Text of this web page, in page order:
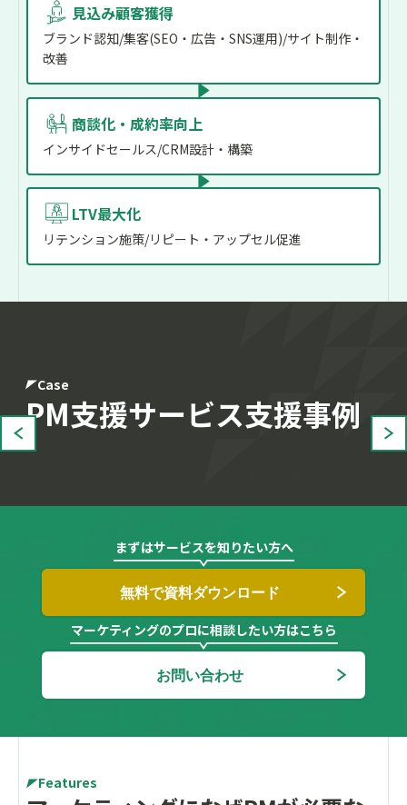
見込み顧客獲得
ブランド認知/集客(SEO・広告・SNS運用)/サイト制作・
改善
商談化・成約率向上
インサイドセールス/CRM設計・構築
LTV最大化
リテンション施策/リピート・アップセル促進
Case
PM支援サービス支援事例
まずはサービスを知りたい方へ
無料で資料ダウンロード
マーケティングのプロに相談したい方はこちら
お問い合わせ
Features